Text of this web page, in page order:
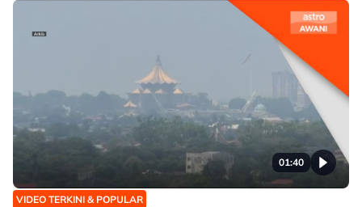
01:40
VIDEO TERKINI & POPULAR